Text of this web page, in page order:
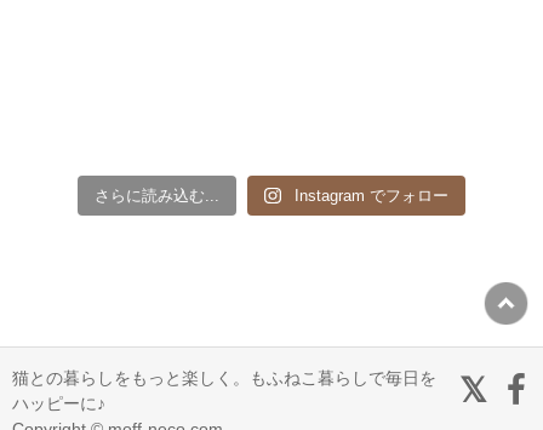
さらに読み込む... Instagram でフォロー
猫との暮らしをもっと楽しく。もふねこ暮らしで毎日を
ハッピーに♪